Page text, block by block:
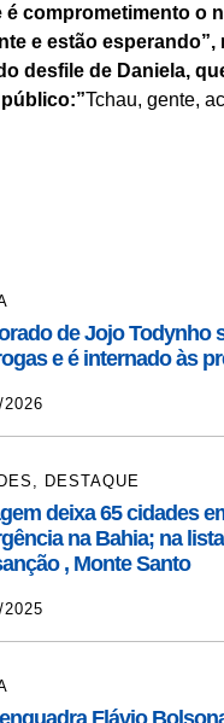
comprometimento o
e estão esperando”,
desfile de Daniela,
Tchau, gente,
de Jojo Todynho
e é internado às
DESTAQUE
deixa 65 cidades
na Bahia; na
, Monte Santo
Flávio